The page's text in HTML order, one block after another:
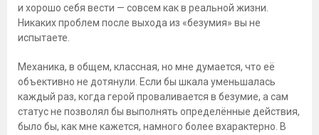
и хорошо себя вести — совсем как в реальной жизни.
Никаких проблем после выхода из «безумия» вы не
испытаете.
Механика, в общем, классная, но мне думается, что её
объективно не дотянули. Если бы шкала уменьшалась
каждый раз, когда герой проваливается в безумие, а сам
статус не позволял бы выполнять определённые действия,
было бы, как мне кажется, намного более вхарактерно. В